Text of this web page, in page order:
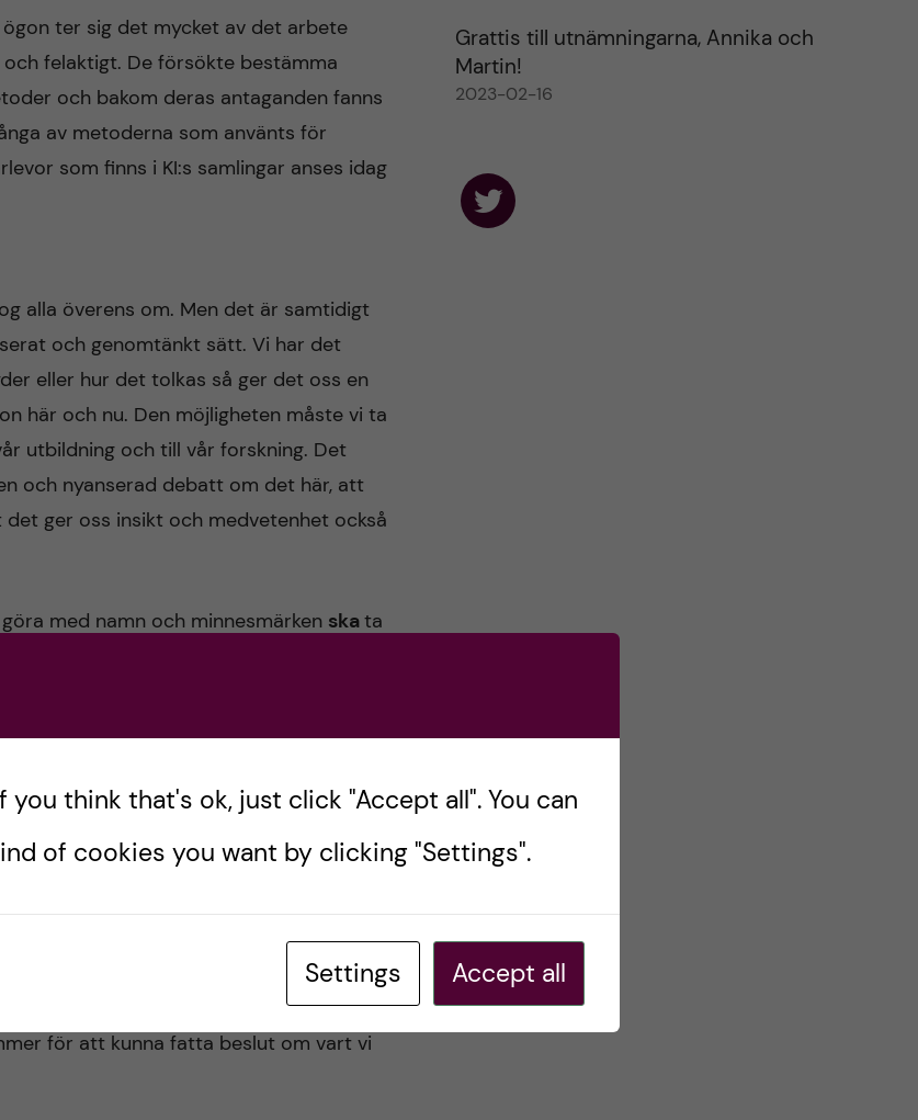
ter sig det mycket av det arbete
felaktigt. De försökte bestämma
och bakom deras antaganden fanns
av metoderna som använts för
som finns i KI:s samlingar anses idag
alla överens om. Men det är samtidigt
och genomtänkt sätt. Vi har det
eller hur det tolkas så ger det oss en
här och nu. Den möjligheten måste vi ta
utbildning och till vår forskning. Det
och nyanserad debatt om det här, att
ger oss insikt och medvetenhet också
med namn och minnesmärken skata
för debatt och reflektion om vilka
Mycket av det som hände på Retziuz
att följa upp KI:s
hel del på senare tid. Min bedömning
gäller alla människors lika värde och
är även själva utgångspunkten i KI:s
att vår historia behöver belysas i
för att kunna fatta beslut om vart vi
Grattis till utnämningarna, Annika och
Martin!
2023-02-16
F
you think that's ok, just click "Accept all". You can
of cookies you want by clicking "Settings".
Settings Accept all